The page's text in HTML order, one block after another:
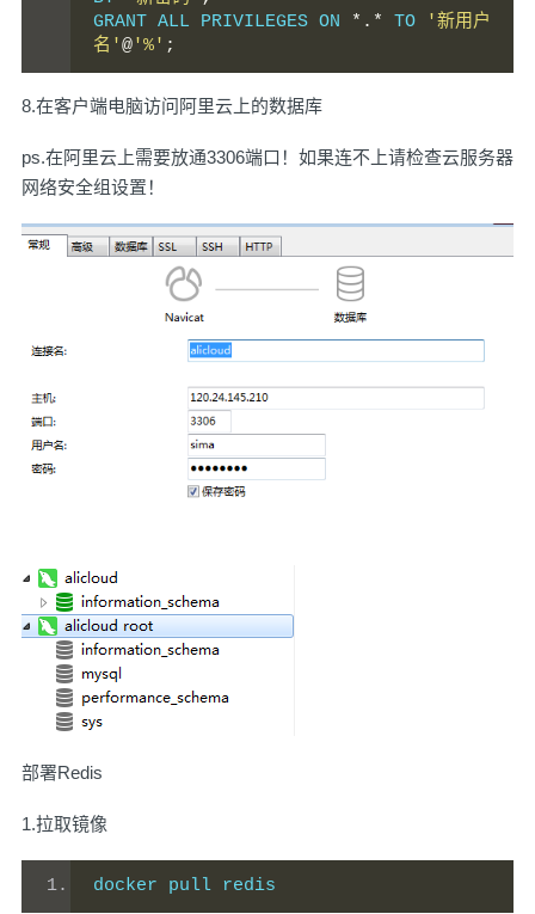
GRANT ALL PRIVILEGES ON
*.* TO
'新用户
名'@'%' ;
8.在客户端电脑访问阿里云上的数据库
ps.在阿里云上需要放通3306端口！如果连不上请检查云服务器
网络安全组设置！
部署Redis
1.拉取镜像
docker pull redis